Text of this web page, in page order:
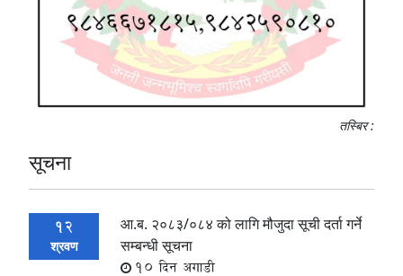
तस्बिर :
सूचना
12
श्रवण
आ.ब. २०८३/०८४ को लागि मौजुदा सूची दर्ता गर्ने
सम्बन्धी सूचना
10 दिन अगाडी